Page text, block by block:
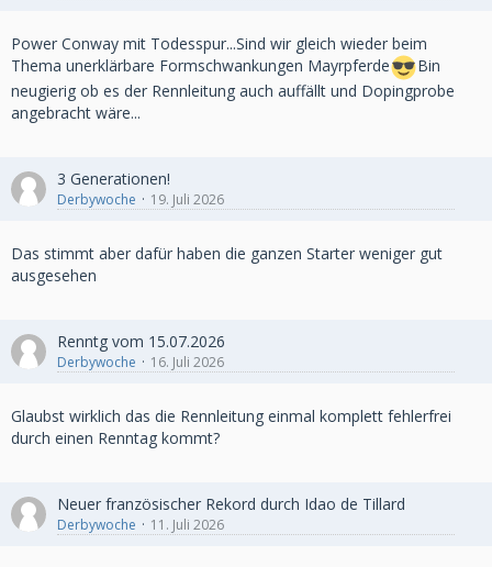
Power Conway mit Todesspur...Sind wir gleich wieder beim
Thema unerklärbare Formschwankungen Mayrpferde
Bin
neugierig ob es der Rennleitung auch auffällt und Dopingprobe
angebracht wäre...
3 Generationen!
Derbywoche 19. Juli 2026
Das stimmt aber dafür haben die ganzen Starter weniger gut
ausgesehen
Renntg vom 15.07.2026
Derbywoche 16. Juli 2026
Glaubst wirklich das die Rennleitung einmal komplett fehlerfrei
durch einen Renntag kommt?
Neuer französischer Rekord durch Idao de Tillard
Derbywoche 11. Juli 2026